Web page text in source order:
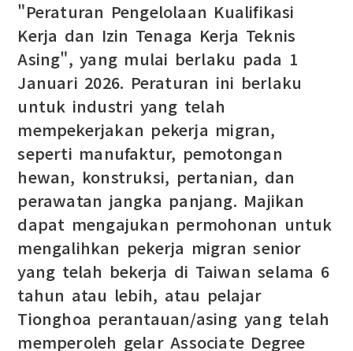
"Peraturan Pengelolaan Kualifikasi
Kerja dan Izin Tenaga Kerja Teknis
Asing", yang mulai berlaku pada 1
Januari 2026. Peraturan ini berlaku
untuk industri yang telah
mempekerjakan pekerja migran,
seperti manufaktur, pemotongan
hewan, konstruksi, pertanian, dan
perawatan jangka panjang. Majikan
dapat mengajukan permohonan untuk
mengalihkan pekerja migran senior
yang telah bekerja di Taiwan selama 6
tahun atau lebih, atau pelajar
Tionghoa perantauan/asing yang telah
memperoleh gelar Associate Degree